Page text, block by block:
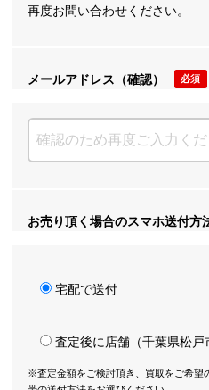
再度お問い合わせください。
メールアドレス（確認） 必須
お売り頂く場合のスマホ送付方
宅配で送付
査定後に店舗（千葉県松
※査定金額をご検討頂き、買取をご希望